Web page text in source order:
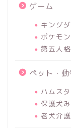
ゲーム
キング
ポケモン
第五人格
ペット・動
ハムス
保護犬
老犬介